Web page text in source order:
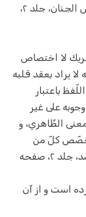
يتحقّق القصد إلى الأجزاء. و هو حسن.» (روض الجنان، جلد ۲،
لا اختصاص
لا يراد بعقد قلبه
باعتبار
على غير
الظّاهري، و
كلّ من
التّحريك و الإشارة كما قلناه.» (جامع المقاصد، جلد ۲، صفحه
است و از آن